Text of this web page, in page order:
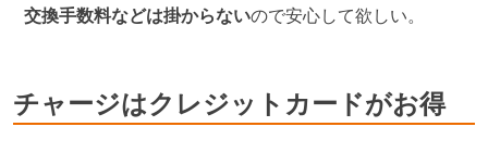
交換手数料などは掛からないので安心して欲しい。
チャージはクレジットカードがお得